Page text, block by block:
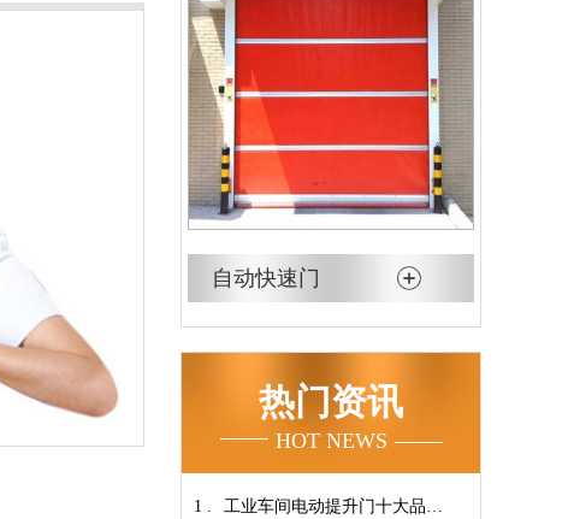
自动快速门
热门资讯
HOT NEWS
1 . 工业车间电动提升门十大品牌